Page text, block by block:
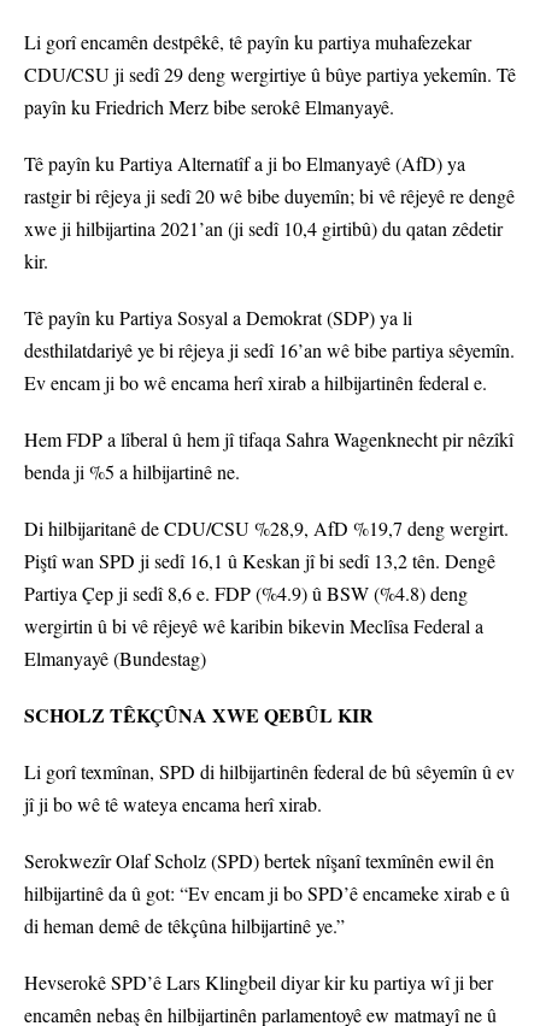
Li gorî encamên destpêkê, tê payîn ku partiya muhafezekar
CDU/CSU ji sedî 29 deng wergirtiye û bûye partiya yekemîn. Tê
payîn ku Friedrich Merz bibe serokê Elmanyayê.
Tê payîn ku Partiya Alternatîf a ji bo Elmanyayê (AfD) ya
rastgir bi rêjeya ji sedî 20 wê bibe duyemîn; bi vê rêjeyê re dengê
xwe ji hilbijartina 2021’an (ji sedî 10,4 girtibû) du qatan zêdetir
kir.
Tê payîn ku Partiya Sosyal a Demokrat (SDP) ya li
desthilatdariyê ye bi rêjeya ji sedî 16’an wê bibe partiya sêyemîn.
Ev encam ji bo wê encama herî xirab a hilbijartinên federal e.
Hem FDP a lîberal û hem jî tifaqa Sahra Wagenknecht pir nêzîkî
benda ji %5 a hilbijartinê ne.
Di hilbijaritanê de CDU/CSU %28,9, AfD %19,7 deng wergirt.
Piştî wan SPD ji sedî 16,1 û Keskan jî bi sedî 13,2 tên. Dengê
Partiya Çep ji sedî 8,6 e. FDP (%4.9) û BSW (%4.8) deng
wergirtin û bi vê rêjeyê wê karibin bikevin Meclîsa Federal a
Elmanyayê (Bundestag)
SCHOLZ TÊKÇÛNA XWE QEBÛL KIR
Li gorî texmînan, SPD di hilbijartinên federal de bû sêyemîn û ev
jî ji bo wê tê wateya encama herî xirab.
Serokwezîr Olaf Scholz (SPD) bertek nîşanî texmînên ewil ên
hilbijartinê da û got: “Ev encam ji bo SPD’ê encameke xirab e û
di heman demê de têkçûna hilbijartinê ye.”
Hevserokê SPD’ê Lars Klingbeil diyar kir ku partiya wî ji ber
encamên nebaş ên hilbijartinên parlamentoyê ew matmayî ne û